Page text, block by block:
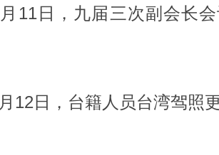
11日，九届三次副会长
12日，台籍人员台湾驾照